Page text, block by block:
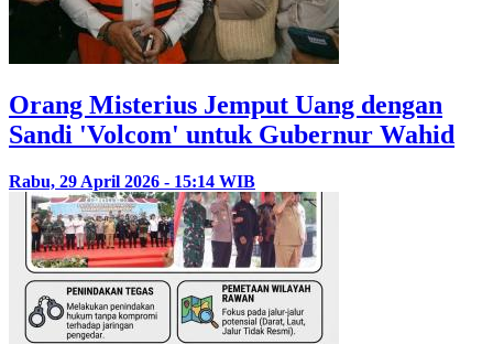
Orang Misterius Jemput Uang dengan
Sandi 'Volcom' untuk Gubernur Wahid
Rabu, 29 April 2026 - 15:14 WIB